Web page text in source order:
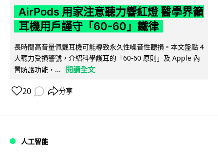
AirPods 用家注意聽力響紅燈 醫學界籲
耳機用戶謹守「60-60」鐵律
長時間高音量佩戴耳機可能導致永久性噪音性聽損。本文盤點 4
大聽力受損警號，介紹科學護耳的「60-60 原則」及 Apple 內
置防護功能，...
閱讀全文
20 分享
人工智能